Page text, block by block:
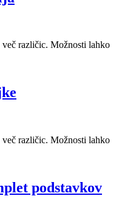
več različic. Možnosti lahko
več različic. Možnosti lahko
podstavkov